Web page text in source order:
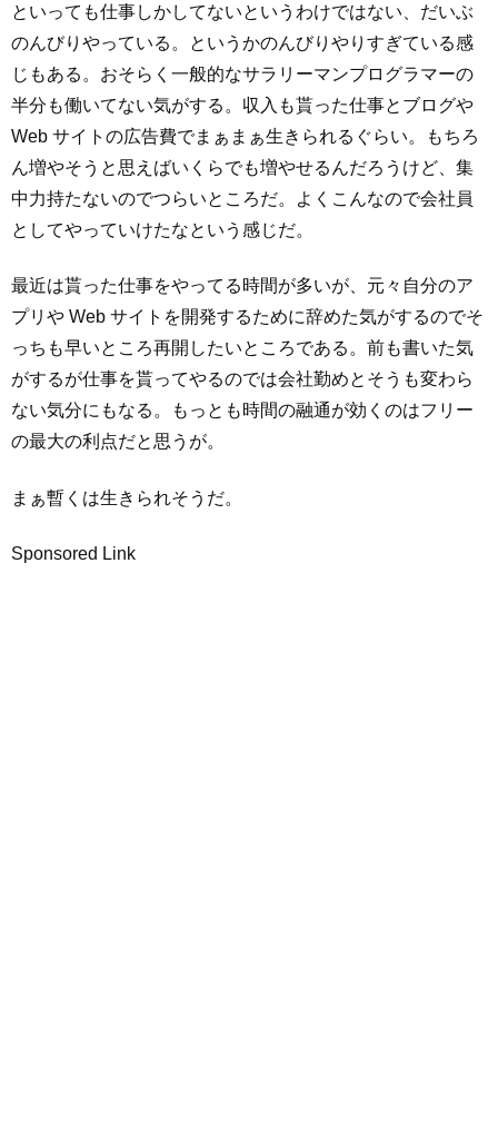
といっても仕事しかしてないというわけではない、だいぶ
のんびりやっている。というかのんびりやりすぎている感
じもある。おそらく一般的なサラリーマンプログラマーの
半分も働いてない気がする。収入も貰った仕事とブログや
Web サイトの広告費でまぁまぁ生きられるぐらい。もちろ
ん増やそうと思えばいくらでも増やせるんだろうけど、集
中力持たないのでつらいところだ。よくこんなので会社員
としてやっていけたなという感じだ。
最近は貰った仕事をやってる時間が多いが、元々自分のア
プリや Web サイトを開発するために辞めた気がするのでそ
っちも早いところ再開したいところである。前も書いた気
がするが仕事を貰ってやるのでは会社勤めとそうも変わら
ない気分にもなる。もっとも時間の融通が効くのはフリー
の最大の利点だと思うが。
まぁ暫くは生きられそうだ。
Sponsored Link